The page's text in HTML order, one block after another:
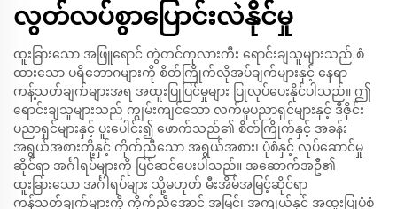
လွတ်လပ်စွာပြောင်းလဲနိုင်မှု
ထူးခြားသော အဖြူရောင် တွဲတင်ကုလားကီး ရောင်းချသူများသည် စံ
ထားသော ပရိဘောဂများကို စိတ်ကြိုက်လိုအပ်ချက်များနှင့် နေရာ
ကန့်သတ်ချက်များအရ အထူးပြုပြင်မှုများ ပြုလုပ်ပေးနိုင်ပါသည်။ ဤ
ရောင်းချသူများသည် ကျွမ်းကျင်သော လက်မှုပညာရှင်များနှင့် ဒီဇိုင်း
ပညာရှင်များနှင့် ပူးပေါင်း၍ ဖောက်သည်၏ စိတ်ကြိုက်နှင့် အခန်း
အရွယ်အစားတို့နှင့် ကိုက်ညီသော အရွယ်အစား၊ ပုံစံနှင့် လုပ်ဆောင်မှု
ဆိုင်ရာ အင်္ဂါရပ်များကို ပြင်ဆင်ပေးပါသည်။ အဆောက်အဦ၏
ထူးခြားသော အင်္ဂါရပ်များ သို့မဟုတ် မီးအိမ်အမြင့်ဆိုင်ရာ
ကန့်သတ်ချက်များကို ကိုက်ညီအောင် အမြင့်၊ အကျယ်နှင့် အထူးပြုပုံစံ